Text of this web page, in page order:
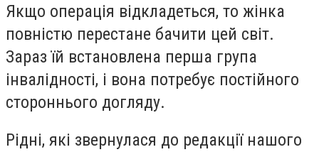
Якщо операція відкладеться, то жінка
повністю перестане бачити цей світ.
Зараз їй встановлена ​​перша група
інвалідності, і вона потребує постійного
стороннього догляду.
Рідні, які звернулася до редакції нашого